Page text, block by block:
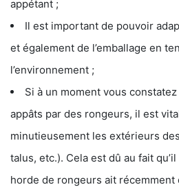
appétant ;
Il est important de pouvoir
et également de l’emballage en
l’environnement ;
Si à un moment vous
appâts par des rongeurs, il est
minutieusement les extérieurs
talus, etc.). Cela est dû au fait
horde de rongeurs ait récemment